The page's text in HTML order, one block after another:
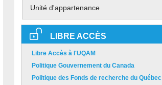
Unité d'appartenance
LIBRE ACCÈS
Libre Accès à l'UQAM
Politique Gouvernement du Canada
Politique des Fonds de recherche du Québec